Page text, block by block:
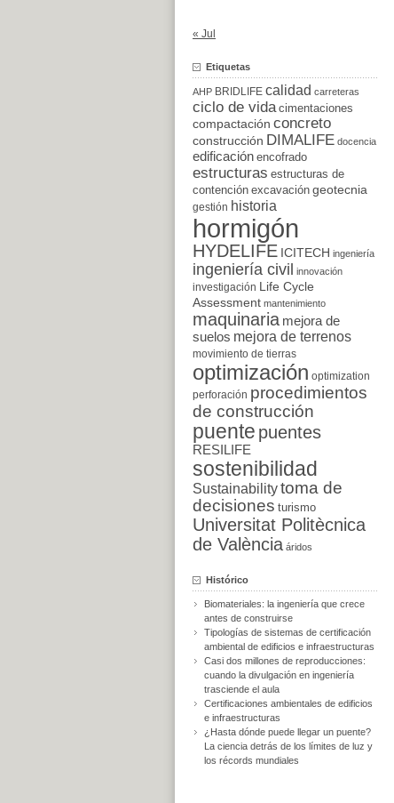
« Jul
Etiquetas
AHP BRIDLIFE calidad carreteras
ciclo de vida cimentaciones
compactación concreto
construcción DIMALIFE docencia
edificación encofrado
estructuras estructuras de
contención excavación geotecnia
gestión historia
hormigón
HYDELIFE ICITECH ingeniería
ingeniería civil innovación
investigación
Life Cycle
Assessment mantenimiento
maquinaria mejora de
suelos mejora de terrenos
movimiento de tierras
optimización optimization
perforación procedimientos
de construcción
puente puentes
RESILIFE
sostenibilidad
Sustainabilitytoma de
decisiones turismo
Universitat Politècnica
de València áridos
Histórico
Biomateriales: la ingeniería que crece
antes de construirse
Tipologías de sistemas de certificación
ambiental de edificios e infraestructuras
Casi dos millones de reproducciones:
cuando la divulgación en ingeniería
trasciende el aula
Certificaciones ambientales de edificios
e infraestructuras
¿Hasta dónde puede llegar un puente?
La ciencia detrás de los límites de luz y
los récords mundiales